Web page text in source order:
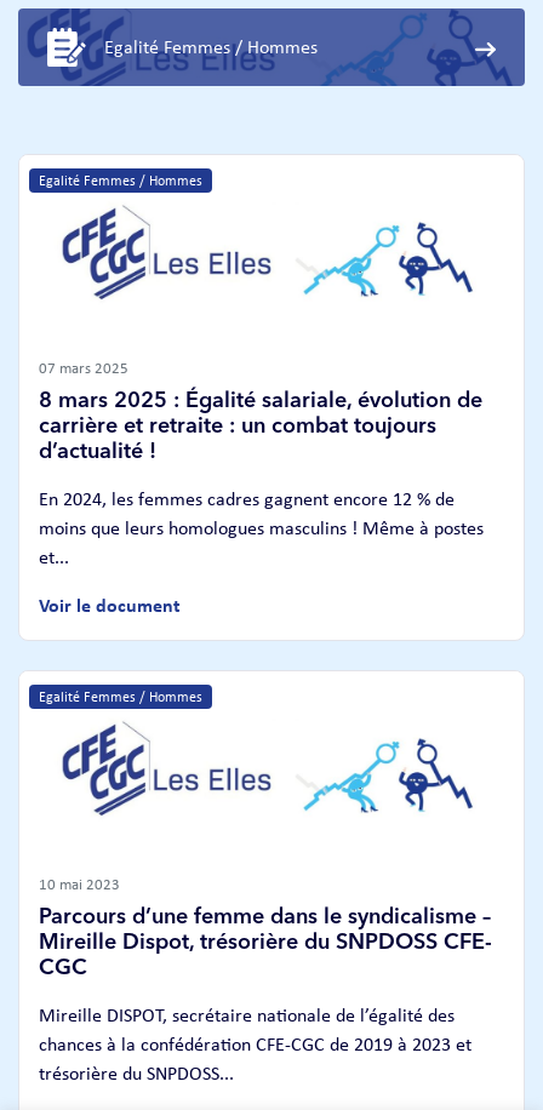
Egalité Femmes / Hommes
Egalité Femmes / Hommes
07 mars 2025
8 mars 2025 : Égalité salariale, évolution de
carrière et retraite : un combat toujours
d’actualité !
En 2024, les femmes cadres gagnent encore 12 % de
moins que leurs homologues masculins ! Même à postes
et...
Voir le document
Egalité Femmes / Hommes
10 mai 2023
Parcours d’une femme dans le syndicalisme –
Mireille Dispot, trésorière du SNPDOSS CFE-
CGC
Mireille DISPOT, secrétaire nationale de l’égalité des
chances à la confédération CFE-CGC de 2019 à 2023 et
trésorière du SNPDOSS...